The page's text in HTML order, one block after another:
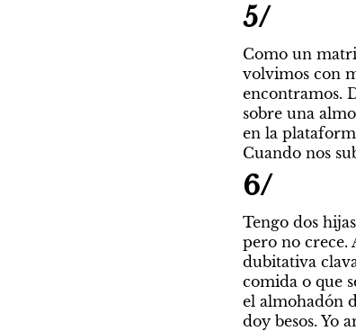
5/
Como un
volvimos con
encontramos.
sobre una
en la
Cuando nos
6/
Tengo dos
pero no crece.
dubitativa
comida o que
el almohadón
doy besos. Yo